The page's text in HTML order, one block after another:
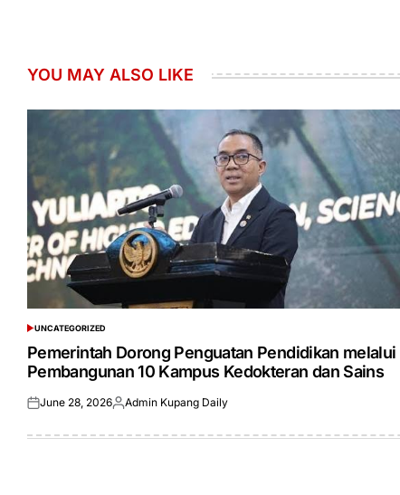
YOU MAY ALSO LIKE
POSTED
IN
UNCATEGORIZED
Pemerintah Dorong Penguatan Pendidikan melalui
Pembangunan 10 Kampus Kedokteran dan Sains
Posted
June 28, 2026Posted
Admin Kupang Daily